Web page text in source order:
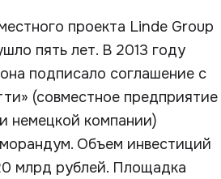
проекта Linde Group
пять лет. В 2013 году
подписало соглашение с
(совместное предприятие
немецкой компании)
Объем инвестиций
млрд рублей. Площадка